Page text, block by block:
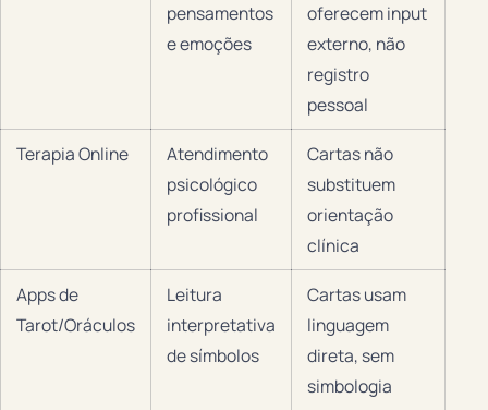
pensamentos
e emoções
oferecem input
externo, não
registro
pessoal
Terapia Online
Atendimento
psicológico
profissional
Cartas não
substituem
orientação
clínica
Apps de
Tarot/Oráculos
Leitura
interpretativa
de símbolos
Cartas usam
linguagem
direta, sem
simbologia